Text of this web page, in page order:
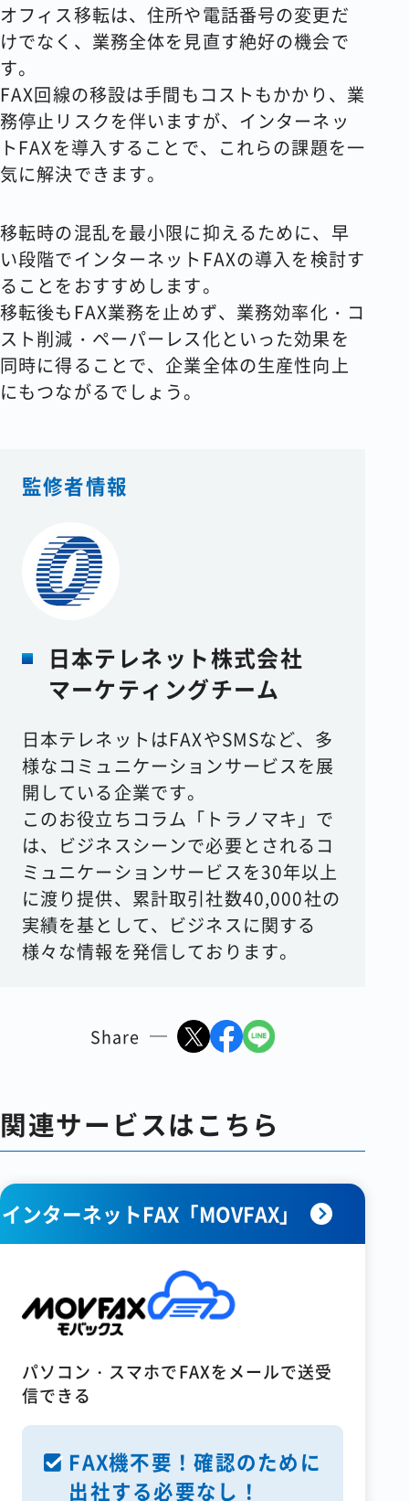
オフィス移転は、住所や電話番号の変更だ
けでなく、業務全体を見直す絶好の機会で
す。
FAX回線の移設は手間もコストもかかり、業
務停止リスクを伴いますが、インターネッ
トFAXを導入することで、これらの課題を一
気に解決できます。
移転時の混乱を最小限に抑えるために、早
い段階でインターネットFAXの導入を検討す
ることをおすすめします。
移転後もFAX業務を止めず、業務効率化・コ
スト削減・ペーパーレス化といった効果を
同時に得ることで、企業全体の生産性向上
にもつながるでしょう。
監修者情報
日本テレネット株式会社
マーケティングチーム
日本テレネットはFAXやSMSなど、多
様なコミュニケーションサービスを展
開している企業です。
このお役立ちコラム「トラノマキ」で
は、ビジネスシーンで必要とされるコ
ミュニケーションサービスを30年以上
に渡り提供、累計取引社数40,000社の
実績を基として、ビジネスに関する
様々な情報を発信しております。
Share
関連サービスはこちら
インターネットFAX「MOVFAX」
パソコン・スマホでFAXをメールで送受
信できる
FAX機不要！確認のために
出社する必要なし！